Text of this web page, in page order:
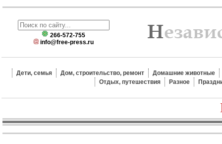
266-572-755
info@free-press.ru
Дети, семья Дом, строительство, ремонт
Домашние животные
Отдых, путешествия
Разное